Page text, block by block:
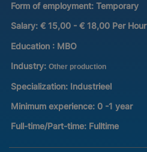
Form of employment: Temporary
Salary: € 15,00 - € 18,00 Per Hour
Education : MBO
Industry: Other production
Specialization: Industrieel
Minimum experience: 0 -1 year
Full-time/Part-time: Fulltime